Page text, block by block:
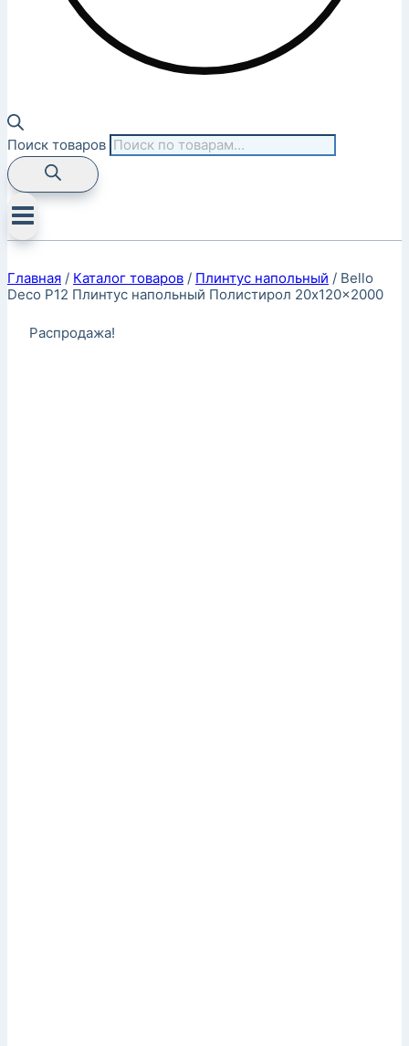
Поиск товаров
Главная / Каталог товаров / Плинтус напольный / Bello
Deco P12 Плинтус напольный Полистирол 20x120x2000
Распродажа!